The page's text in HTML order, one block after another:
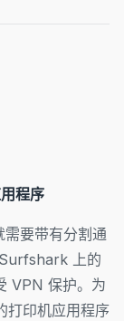
程序
要带有分割通
上的
VPN 保护。为
打印机应用程序